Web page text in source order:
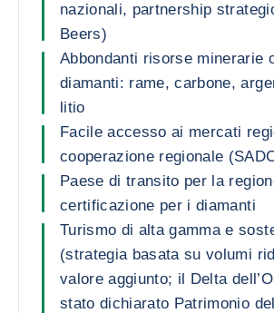
nazionali, partnership
Beers)
Abbondanti risorse minerarie
diamanti: rame, carbone,
litio
Facile accesso ai mercati
cooperazione regionale
Paese di transito per la
certificazione per i diamanti
Turismo di alta gamma e
(strategia basata su volumi
valore aggiunto; il Delta
stato dichiarato Patrimonio